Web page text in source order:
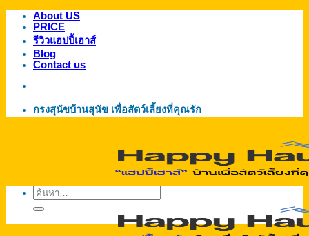
ข้าม
เนื้อหา
About US
PRICE
รีวิวแฮปปี้เฮาส์
Blog
Contact us
กรงสุนัขบ้านสุนัข เพื่อสัตว์เลี้ยงที่คุณรัก
ค้นหา: